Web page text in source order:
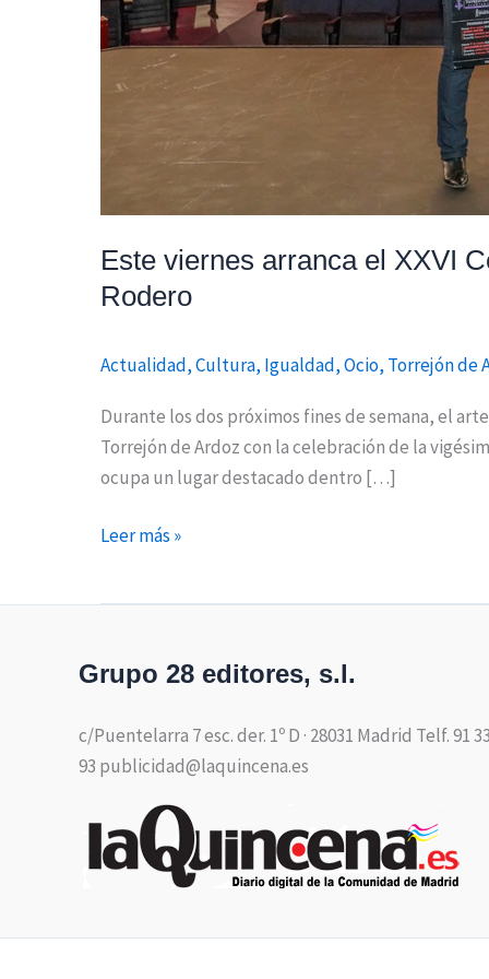
Este viernes arranca el XXVI
Rodero
Actualidad,Cultura, Igualdad,Ocio, Torrejón de
Durante los dos próximos fines de semana, el
Torrejón de Ardoz con la celebración de la
ocupa un lugar destacado dentro […]
Leer más »
Grupo 28 editores, s.l.
c/Puentelarra 7 esc. der. 1º D · 28031 Madrid Telf. 91
93 publicidad@laquincena.es